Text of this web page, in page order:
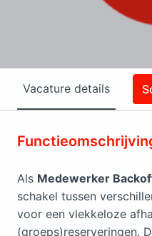
Vacature details
Als Medewerker
schakel tussen
voor een vlekkeloze
(groeps)reserveringen.